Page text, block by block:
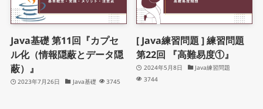
Java基礎 第11回『カプセ
ル化（情報隠蔽とデータ隠
蔽）』
2023年7月26日 Java基礎 3745
[ Java練習問題 ] 練習問題
第22回 『高難易度①』
2024年5月8日
Java練習問題
3744